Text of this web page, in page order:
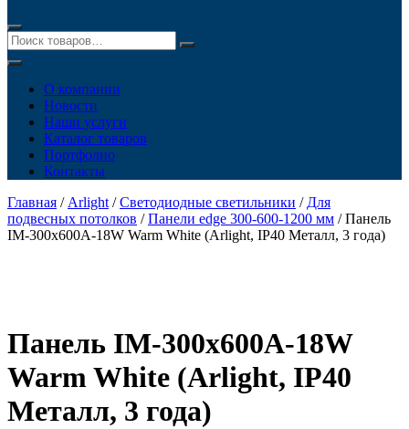
О компании
Новости
Наши услуги
Каталог товаров
Портфолио
Контакты
Главная / Arlight /Светодиодные светильники / Для
подвесных потолков /Панели edge 300-600-1200 мм / Панель
IM-300x600A-18W Warm White (Arlight, IP40 Металл, 3 года)
Панель IM-300x600A-18W
Warm White (Arlight, IP40
Металл, 3 года)